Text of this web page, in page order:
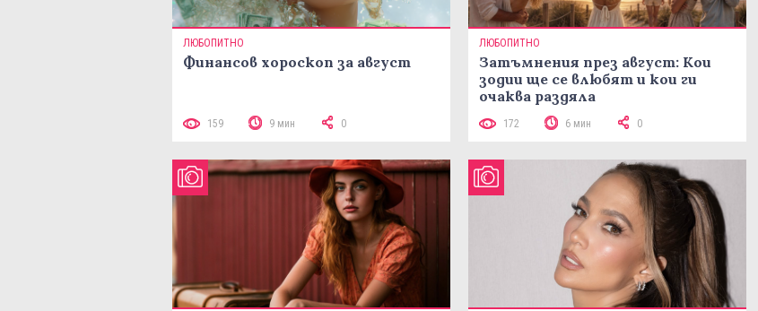
ЛЮБОПИТНО
Финансов хороскоп за август
159 9 мин 0
ЛЮБОПИТНО
Затъмнения през август: Кои
зодии ще се влюбят и кои ги
очаква раздяла
172 6 мин 0